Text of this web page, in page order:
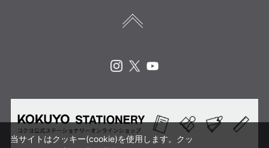
当サイトはクッキー(cookie)を使用します。クッ